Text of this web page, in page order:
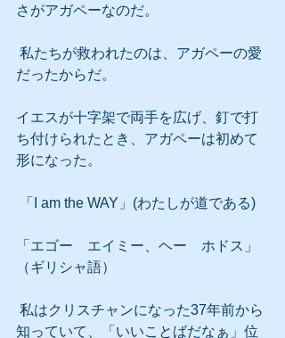
さがアガペーなのだ。
だったからだ。
イエスが十字架で両手を広げ、釘で打
ち付けられたとき、アガペーは初めて
形になった。
「I am the WAY」(わたしが道である)
「エゴー　エイミー、ヘー　ホドス」
（ギリシャ語）
知っていて、「いいことばだなぁ」位